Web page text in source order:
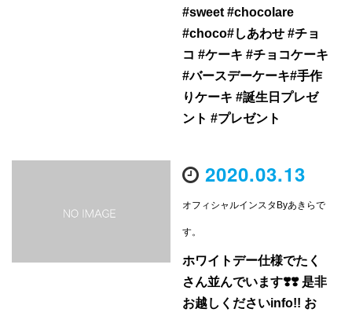
#sweet #chocolare
#choco#しあわせ #チョ
コ #ケーキ #チョコケーキ
#バースデーケーキ#手作
りケーキ #誕生日プレゼ
ント #プレゼント
2020.03.13
オフィシャルインスタByあきらで
す。
ホワイトデー仕様でたく
さん並んでいます❣️❣️ 是非
お越しくださいinfo!! お